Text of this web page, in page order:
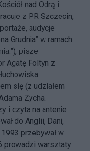
nad Odrą i
z PR Szczecin,
audycje
Grudnia” w ramach
pisze
Agatę Foltyn z
się (z udziałem
Zycha,
i czyta na antenie
do Anglii, Dani,
przebywał w
prowadzi warsztaty